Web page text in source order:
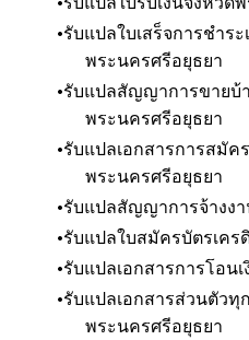
รับแปลใบเสร็จการชำระ
พระนครศรีอยุธยา
รับแปลสัญญาการขายบ้
พระนครศรีอยุธยา
รับแปลเอกสารการสมัค
พระนครศรีอยุธยา
รับแปลสัญญาการจ้างง
รับแปลใบสมัครบัตรเคร
รับแปลเอกสารการโอนเ
รับแปลเอกสารส่วนตัวทุ
พระนครศรีอยุธยา